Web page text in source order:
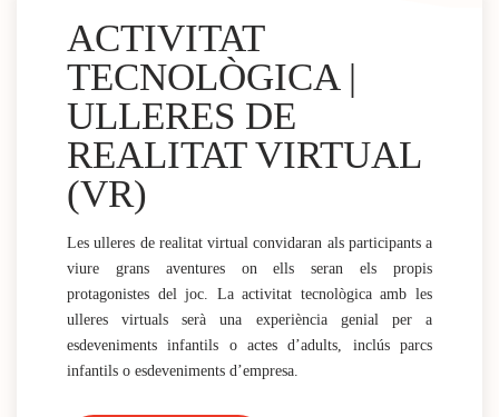
ACTIVITAT
TECNOLÒGICA |
ULLERES DE
REALITAT VIRTUAL
(VR)
Les ulleres de realitat virtual convidaran als participants a
viure grans aventures on ells seran els propis
protagonistes del joc. La activitat tecnològica amb les
ulleres virtuals serà una experiència genial per a
esdeveniments infantils o actes d’adults, inclús parcs
infantils o esdeveniments d’empresa.